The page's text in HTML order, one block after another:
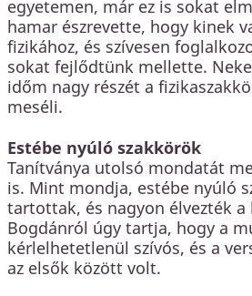
egyetemen, már ez is sokat
hamar észrevette, hogy kinek
fizikához, és szívesen
sokat fejlődtünk mellette.
időm nagy részét a
meséli.
Estébe nyúló szakkörök
Tanítványa utolsó mondatát
is. Mint mondja, estébe nyúló
tartottak, és nagyon élvezték a
Bogdánról úgy tartja, hogy a
kérlelhetetlenül szívós, és a
az elsők között volt.